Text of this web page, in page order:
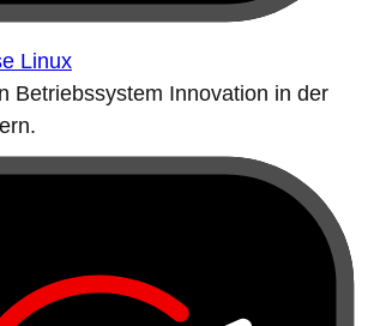
Linux
Betriebssystem Innovation in der